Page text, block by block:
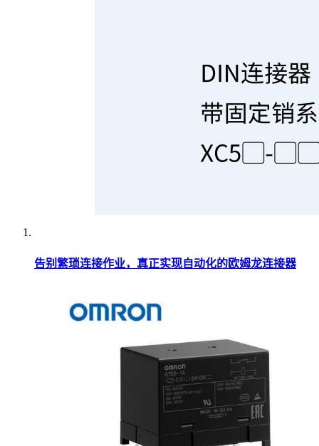
告别繁琐连接作业，真正实现自动化的欧姆龙连接器